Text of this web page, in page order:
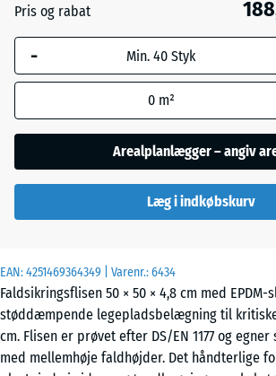
EAN:4251469364349 | Varenr.:6434
Faldsikringsflisen 50 × 50 × 4,8 cm med
støddæmpende legepladsbelægning til
cm. Flisen er prøvet efter DS/EN 1177 og
med mellemhøje faldhøjder. Det håndterlige
Engelsk
græs
Etna
Grå
Lavendel
Mørkegrå
granit
- 3,00 kr.
Pris og rabat
-
0 m²
Arealplanlægger – angiv
Læg i indkøbskurv